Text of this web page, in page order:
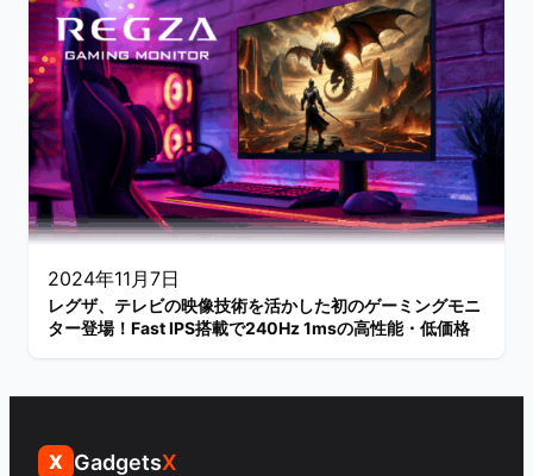
2024年11月7日
レグザ、テレビの映像技術を活かした初のゲーミングモニ
ター登場！Fast IPS搭載で240Hz 1msの高性能・低価格
X GadgetsX